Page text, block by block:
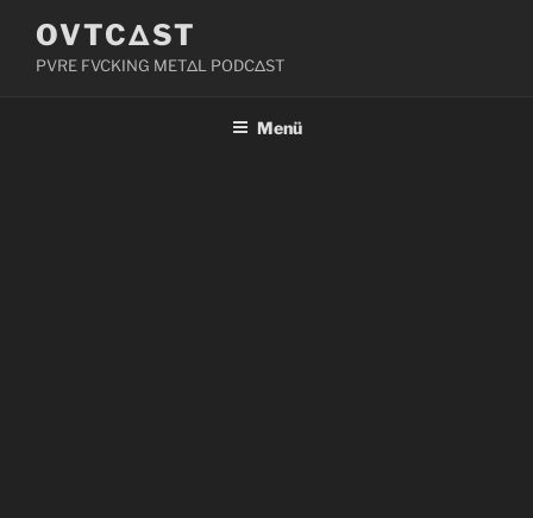
Inhalt
springen
OVTCΔST
PVRE FVCKING METΔL PODCΔST
Menü